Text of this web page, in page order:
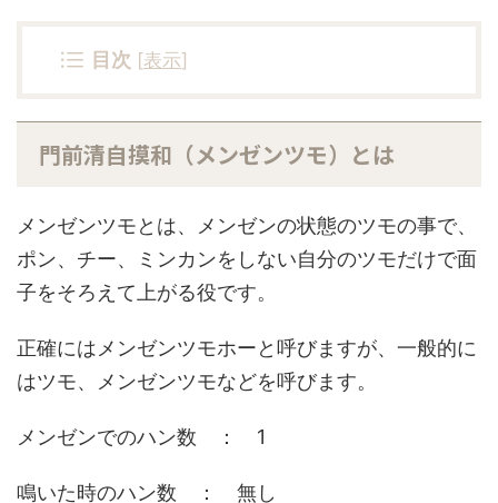
目次 [表示]
門前清自摸和（メンゼンツモ）とは
メンゼンツモとは、メンゼンの状態のツモの事で、
ポン、チー、ミンカンをしない自分のツモだけで面
子をそろえて上がる役です。
正確にはメンゼンツモホーと呼びますが、一般的に
はツモ、メンゼンツモなどを呼びます。
メンゼンでのハン数 ： 1
鳴いた時のハン数 ： 無し